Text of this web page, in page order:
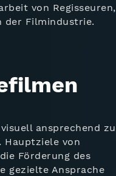
von Regisseuren,
der Filmindustrie.
ansprechend zu
Hauptziele von
Förderung des
gezielte Ansprache